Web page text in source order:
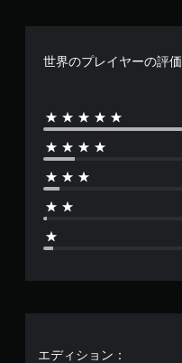
世界のプレイヤーの評価
エディション：